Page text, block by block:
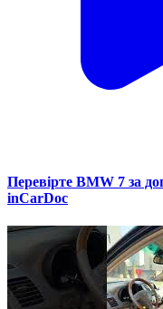
Перевірте BMW 7 за
inCarDoc